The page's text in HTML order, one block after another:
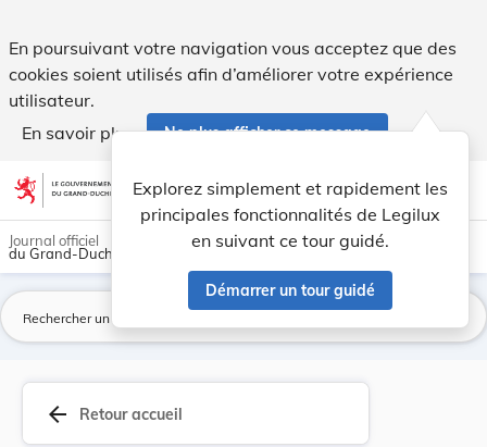
En poursuivant votre navigation vous acceptez que des
cookies soient utilisés afin d’améliorer votre expérience
utilisateur.
En savoir plus
Ne plus afficher ce message
Aller au contenu account_circle help Aide
Explorez simplement et rapidement les
principales fonctionnalités de Legilux
en suivant ce tour guidé.
Démarrer un tour guidé
light_mode dark_mode
Journal officiel
du Grand-Duché de Luxembourg
arrow_back Retour accueil